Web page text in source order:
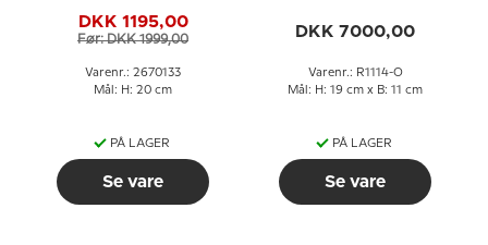
DKK 1195,00
Før: DKK 1999,00
Varenr.: 2670133
Mål: H: 20 cm
PÅ LAGER
Se vare
Copenhagen figur nr.
DKK 7000,00
Varenr.: R1114-O
Mål: H: 19 cm x B: 11 cm
PÅ LAGER
Se vare